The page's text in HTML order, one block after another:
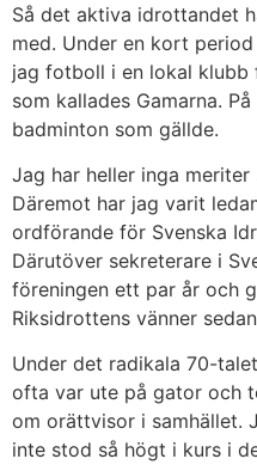
Så det aktiva idrottandet
med. Under en kort
jag fotboll i en lokal klubb
som kallades Gamarna.
badminton som gällde.
Jag har heller inga
Däremot har jag varit
ordförande för Svenska
Därutöver sekreterare i
föreningen ett par år och
Riksidrottens vänner
Under det radikala 70-
ofta var ute på gator och
om orättvisor i samhället.
inte stod så högt i kurs i